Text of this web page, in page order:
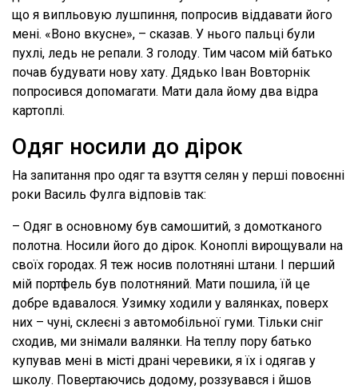
що я випльовую лушпиння, попросив віддавати його
мені. «Воно вкусне», – сказав. У нього пальці були
пухлі, ледь не репали. З голоду. Тим часом мій батько
почав будувати нову хату. Дядько Іван Вовторнік
попросився допомагати. Мати дала йому два відра
картоплі.
Одяг носили до дірок
На запитання про одяг та взуття селян у перші повоєнні
роки Василь Фулга відповів так:
– Одяг в основному був самошитий, з домотканого
полотна. Носили його до дірок. Коноплі вирощували на
своїх городах. Я теж носив полотняні штани. І перший
мій портфель був полотняний. Мати пошила, їй це
добре вдавалося. Узимку ходили у валянках, поверх
них – чуні, склеєні з автомобільної гуми. Тільки сніг
сходив, ми знімали валянки. На теплу пору батько
купував мені в місті драні черевики, я їх і одягав у
школу. Повертаючись додому, роззувався і йшов